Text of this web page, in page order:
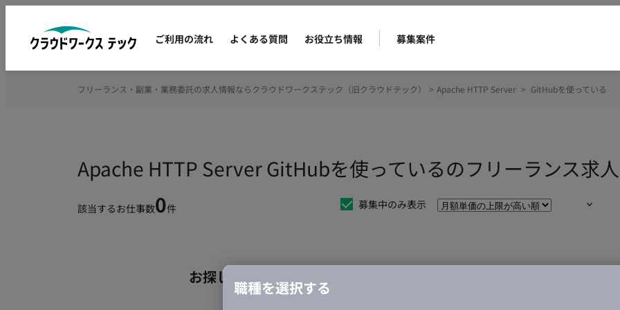
ご利用の流れ よくある質問 お役立ち情報 募集案件
Apache HTTP Server GitHubを使っているのフリーランス求
該当するお仕事数0件 募集中のみ表示
お探しの条件のお仕事は見つかりませんでした。
職種を選択する
フリーランス・副業・業務委託の求人情報ならクラウドワークステック（旧クラウドテック） > Apache HTTP Server > GitHubを使っている